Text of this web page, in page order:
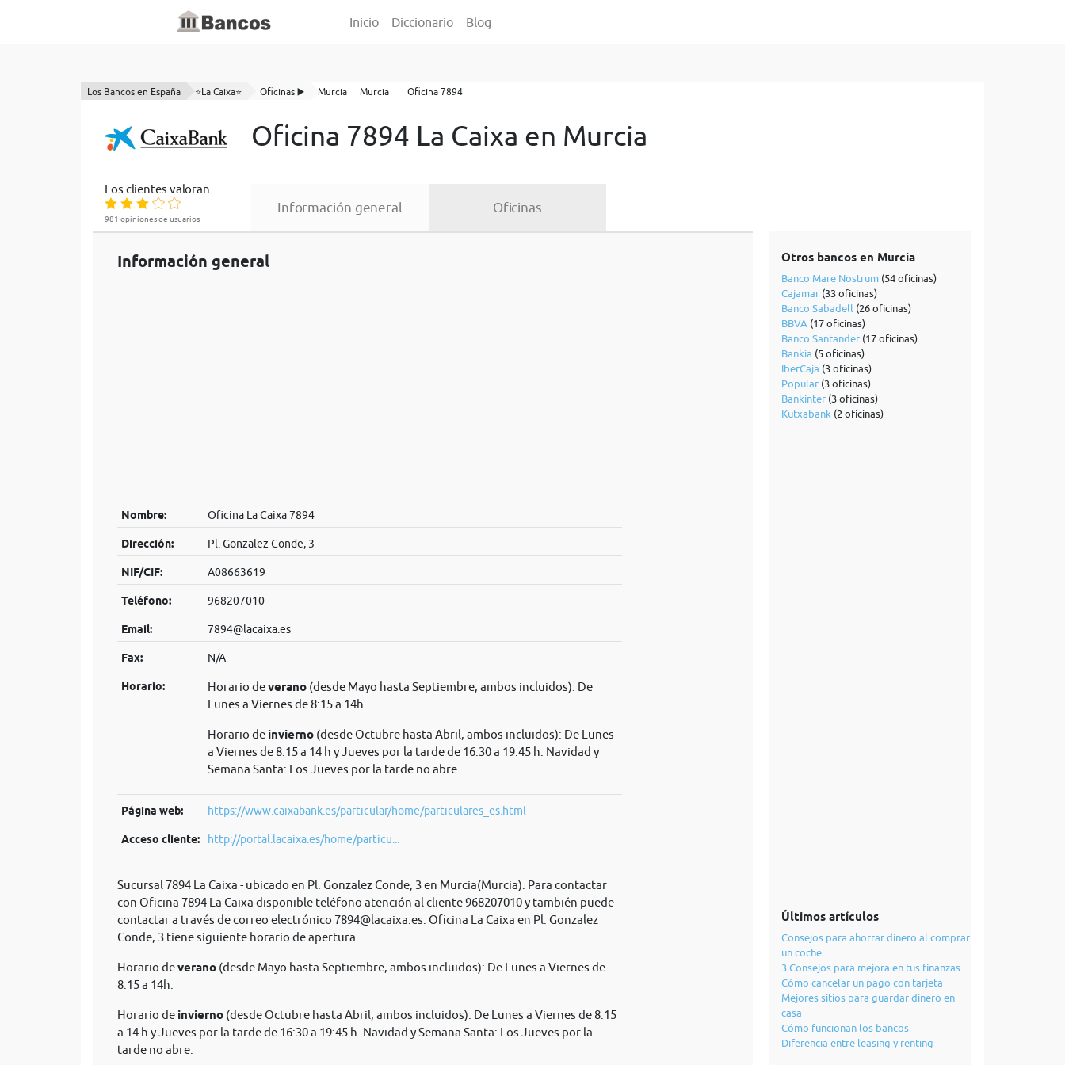
Inicio Diccionario Blog
Los Bancos en España ⭐La Caixa⭐ Oficinas ▶️ Murcia Murcia Oficina 7894
Oficina 7894 La Caixa en Murcia
Los clientes valoran
981 opiniones de usuarios
Información general Oficinas
Información general
Nombre: Oficina La Caixa 7894
Dirección: Pl. Gonzalez Conde, 3
NIF/CIF: A08663619
Teléfono: 968207010
Email: 7894@lacaixa.es
Fax: N/A
Horario: Horario deverano(desde Mayo hasta Septiembre, ambos incluidos): De
Lunes a Viernes de 8:15 a 14h.
Horario de invierno(desde Octubre hasta Abril, ambos incluidos): De Lunes
a Viernes de 8:15 a 14 h y Jueves por la tarde de 16:30 a 19:45 h. Navidad y
Semana Santa: Los Jueves por la tarde no abre.
Página web: https://www.caixabank.es/particular/home/particulares_es.html
Acceso cliente: http://portal.lacaixa.es/home/particu...
Sucursal 7894 La Caixa - ubicado en Pl. Gonzalez Conde, 3 en Murcia(Murcia). Para contactar
con Oficina 7894 La Caixa disponible teléfono atención al cliente 968207010 y también puede
contactar a través de correo electrónico 7894@lacaixa.es . Oficina La Caixa en Pl. Gonzalez
Conde, 3 tiene siguiente horario de apertura.
Horario deverano (desde Mayo hasta Septiembre, ambos incluidos): De Lunes a Viernes de
8:15 a 14h.
Horario de invierno (desde Octubre hasta Abril, ambos incluidos): De Lunes a Viernes de 8:15
a 14 h y Jueves por la tarde de 16:30 a 19:45 h. Navidad y Semana Santa: Los Jueves por la
tarde no abre.
Otros bancos en Murcia
Banco Mare Nostrum(54 oficinas)
Cajamar(33 oficinas)
Banco Sabadell (26 oficinas)
BBVA (17 oficinas)
Banco Santander(17 oficinas)
Bankia (5 oficinas)
IberCaja (3 oficinas)
Popular(3 oficinas)
Bankinter(3 oficinas)
Kutxabank (2 oficinas)
Últimos artículos
Consejos para ahorrar dinero al comprar
un coche
3 Consejos para mejora en tus finanzas
Cómo cancelar un pago con tarjeta
Mejores sitios para guardar dinero en
casa
Cómo funcionan los bancos
Diferencia entre leasing y renting